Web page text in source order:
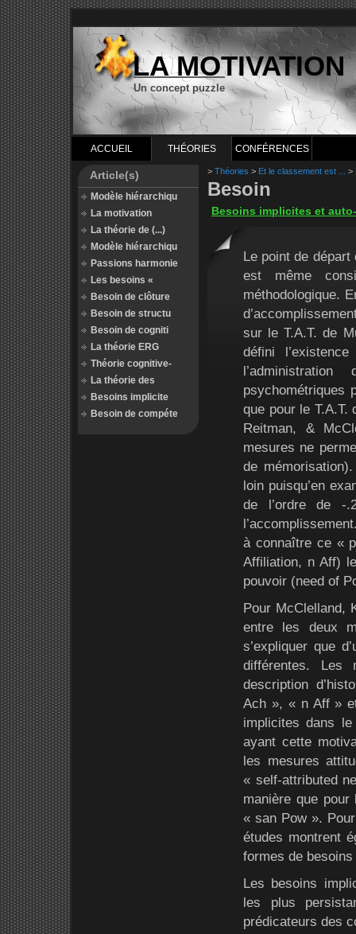
LA MOTIVATION
Un concept puzzle
ACCUEIL THÉORIES CONFÉRENCES
Article(s)
Modèle hiérarchiqu
La motivation
La théorie de (...)
Modèle hiérarchiqu
Passions harmonie
Les besoins «
Besoin de clôture
Besoin de structu
Besoin de cogniti
La théorie ERG
Théorie cognitive-
La théorie des
Besoins implicite
Besoin de compéte
> Théories > Et le classement est ... >
Besoin
Besoins implicites et
Le point de
est même
méthodologique.
sur le T.A.T. de
défini
psychométriques
que pour le
Reitman, &
mesures ne
de
loin puisqu’en
de l’ordre de -
à connaître ce «
Affiliation, n Aff)
pouvoir (need of
Pour McClelland,
entre les deux
s’expliquer que
différentes. Les
description
Ach », « n Aff »
implicites dans
ayant cette
les mesures
« self-attributed
manière que
« san Pow ».
études montrent
formes de
Les besoins
les plus
prédicateurs des